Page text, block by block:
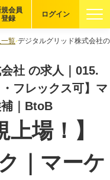
ログイン
会員
登録
覧 デジタルグリッド株式会社
社 の求人｜015.
フレックス可】マ
｜BtoB
上場！】
｜マーケ